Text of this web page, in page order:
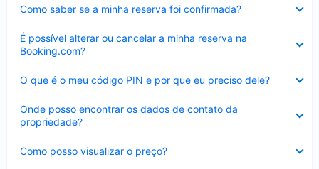
Como saber se a minha reserva foi confirmada?
É possível alterar ou cancelar a minha reserva na
Booking.com?
Contraído
O que é o meu código PIN e por que eu preciso dele?
Onde posso encontrar os dados de contato da
propriedade?
Como posso visualizar o preço?